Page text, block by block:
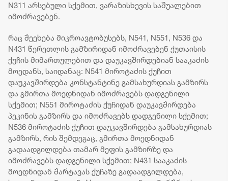
N311 არსებული სქემით, ვარაზისხევის საშუალებით
იმოძრავებენ.
რაც შეეხება მიკროავტობუსებს, N541, N551, N536 და
N431 წერეთლის გამზირიდან იმოძრავებენ ქუთაისის
ქუჩის მიმართულებით და დაუკავშირდებიან სააკაძის
მოედანს, საიდანაც: N541 მიროტაძის ქუჩით
დაუკავშირდება კონსტანტინე გამსახურდიას გამზირს
და გმირთა მოედნიდან იმოძრავებს დადგენილი
სქემით; N551 მიროტაძის ქუჩიდან დაუკავშირდება
პეკინის გამზირს და იმოძრავებს დადგენილი სქემით;
N536 მიროტაძის ქუჩით დაუკავშირდება გამსახურდიას
გამზირს, რის შემდეგაც, გმირთა მოედნიდან
გადაადგილდება თამარ მეფის გამზირზე და
იმოძრავებს დადგენილი სქემით; N431 სააკაძის
მოედნიდან შარტავას ქუჩაზე გადაადგილდება,